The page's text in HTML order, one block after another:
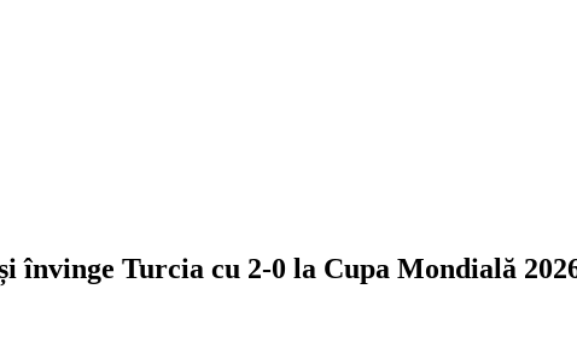
învinge Turcia cu 2-0 la Cupa Mondială